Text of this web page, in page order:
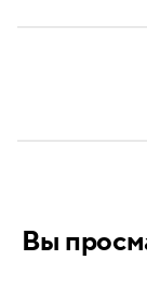
Вы